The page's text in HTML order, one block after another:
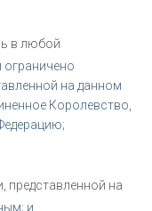
в любой
на данном
Королевство,
представленной на
и